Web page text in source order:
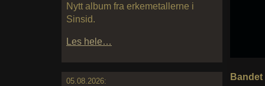
Nytt album fra erkemetallerne i
Sinsid.
Les hele…
05.08.2026: